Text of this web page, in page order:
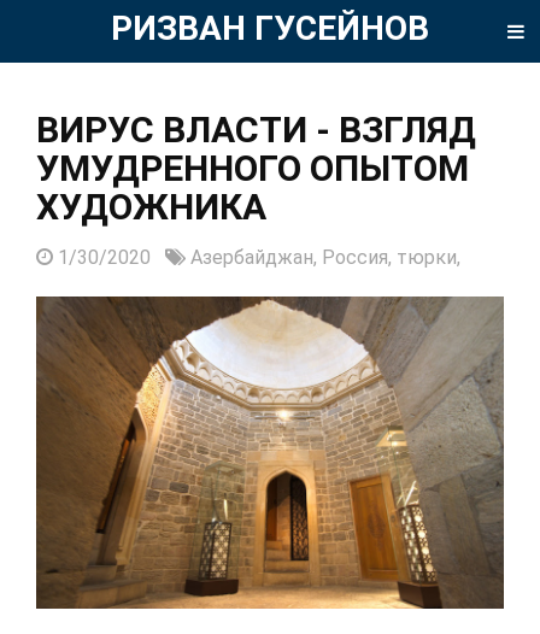
РИЗВАН ГУСЕЙНОВ
ВИРУС ВЛАСТИ - ВЗГЛЯД
УМУДРЕННОГО ОПЫТОМ
ХУДОЖНИКА
1/30/2020 Азербайджан, Россия, тюрки,